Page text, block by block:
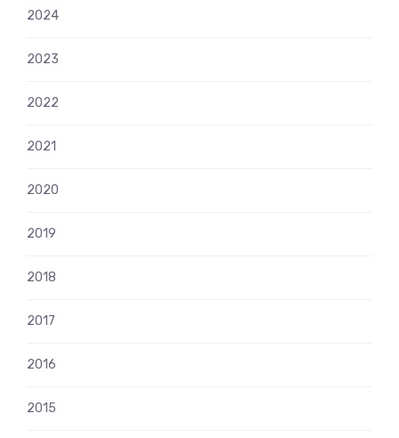
2024
2023
2022
2021
2020
2019
2018
2017
2016
2015